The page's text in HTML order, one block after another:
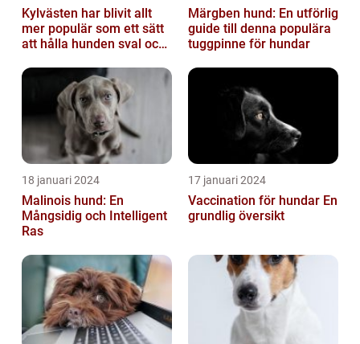
Kylvästen har blivit allt
mer populär som ett sätt
att hålla hunden sval och
väde...
Märgben hund: En utförlig
guide till denna populära
tuggpinne för hundar
18 januari 2024
Malinois hund: En
Mångsidig och Intelligent
Ras
17 januari 2024
Vaccination för hundar En
grundlig översikt